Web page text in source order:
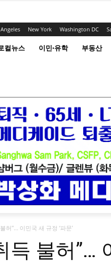
New York Washington DC
컬뉴스 이민·유학 부동산
허”… 이민국 새 규정 ‘파문’
득 불허”…